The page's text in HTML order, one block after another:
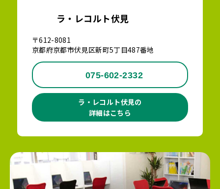
ラ・レコルト伏見
〒612-8081
京都府京都市伏見区新町5丁目487番地
075-602-2332
ラ・レコルト伏見の
詳細はこちら